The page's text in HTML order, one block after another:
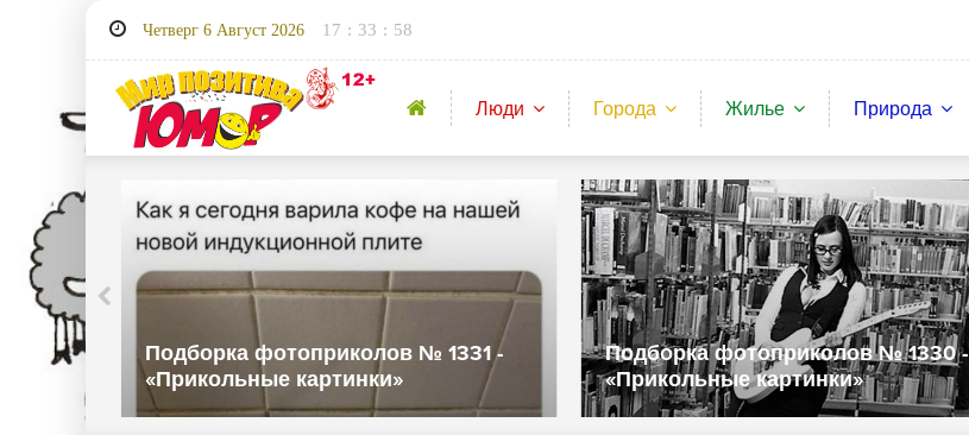
Четверг 6 Август 2026 17 : 34 : 00
Люди Города Жилье Природа
Подборка фотоприколов № 1329 -
«Прикольные картинки»
Подборка фотоприколов № 1328 -
«Прикольные картинки»